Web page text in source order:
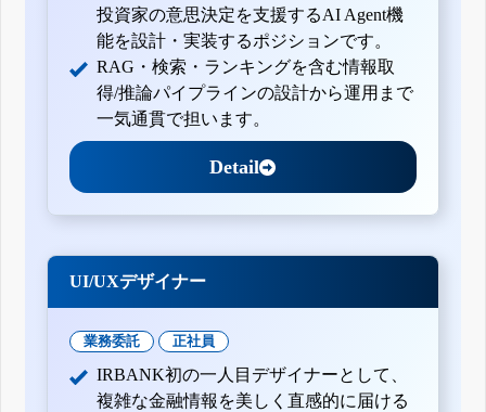
投資家の意思決定を支援するAI Agent機
能を設計・実装するポジションです。
RAG・検索・ランキングを含む情報取
得/推論パイプラインの設計から運用まで
一気通貫で担います。
Detail
UI/UXデザイナー
業務委託 正社員
IRBANK初の一人目デザイナーとして、
複雑な金融情報を美しく直感的に届ける